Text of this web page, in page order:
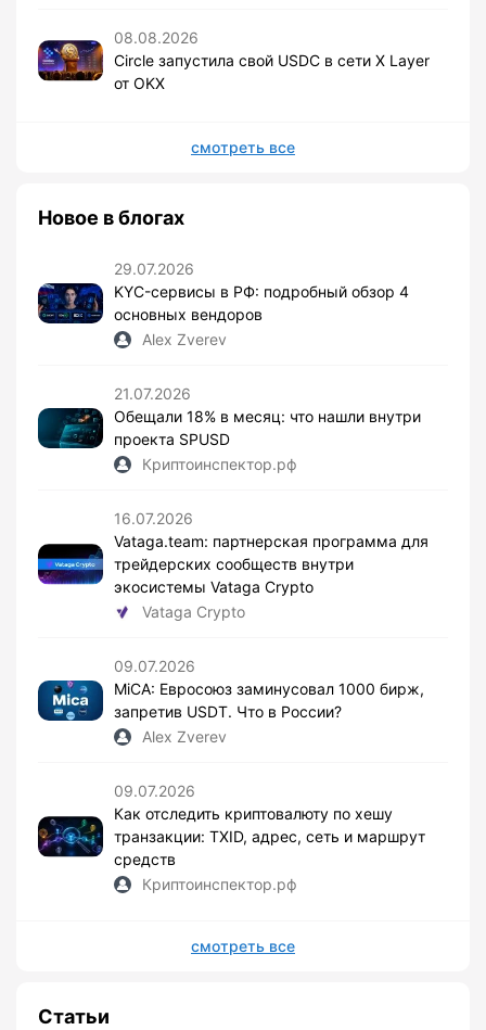
08.08.2026
Circle запустила свой USDC в сети X Layer
от OKX
смотреть все
Новое в блогах
29.07.2026
KYC-сервисы в РФ: подробный обзор 4
основных вендоров
Alex Zverev
21.07.2026
Обещали 18% в месяц: что нашли внутри
проекта SPUSD
Криптоинспектор.рф
16.07.2026
Vataga.team: партнерская программа для
трейдерских сообществ внутри
экосистемы Vataga Crypto
Vataga Crypto
09.07.2026
MiCA: Евросоюз заминусовал 1000 бирж,
запретив USDT. Что в России?
Alex Zverev
09.07.2026
Как отследить криптовалюту по хешу
транзакции: TXID, адрес, сеть и маршрут
средств
Криптоинспектор.рф
смотреть все
Статьи